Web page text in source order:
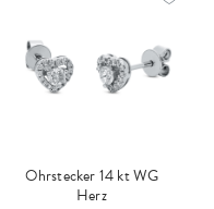
Ohrstecker 14 kt WG
Herz